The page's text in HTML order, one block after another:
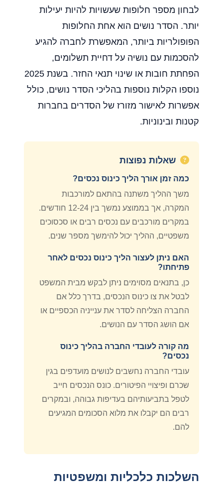
לבחון מספר חלופות שעשויות להיות יעילות
יותר. הסדר נושים הוא אחת החלופות
הפופולריות ביותר, המאפשרת לחברה להגיע
להסכמות עם נושיה על דחיית תשלומים,
הפחתת חובות או שינוי תנאי החזר. בשנת 2025
נוספו הקלות נוספות בהליכי הסדר נושים, כולל
אפשרות לאישור מזורז של הסדרים בחברות
קטנות ובינוניות.
שאלות נפוצות
כמה זמן אורך הליך כינוס נכסים?
משך ההליך משתנה בהתאם למורכבות
המקרה, אך בממוצע נמשך בין 12-24 חודשים.
במקרים מורכבים עם נכסים רבים או סכסוכים
משפטיים, ההליך יכול להימשך מספר שנים.
האם ניתן לעצור הליך כינוס נכסים לאחר
פתיחתו?
כן, בתנאים מסוימים ניתן לבקש מבית המשפט
לבטל את צו כינוס הנכסים, בדרך כלל אם
החברה הצליחה לסדר את ענייניה הכספיים או
אם הושג הסדר עם הנושים.
מה קורה לעובדי החברה בהליך כינוס
נכסים?
עובדי החברה נחשבים לנושים מועדפים בגין
שכרם ופיצויי הפיטורים. כונס הנכסים חייב
לטפל בתביעותיהם בעדיפות גבוהה, ובמקרים
רבים הם יקבלו את מלוא הסכומים המגיעים
להם.
השלכות כלכליות ומשפטיות